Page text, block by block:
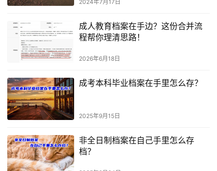
2024年7月17日
成人教育档案在手边？这份合并流
程帮你理清思路！
2026年6月18日
成考本科毕业档案在手里怎么存？
2025年9月15日
非全日制档案在自己手里怎么存
档？